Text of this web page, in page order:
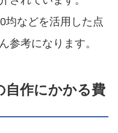
均などを活用した点
参考になります。
自作にかかる費